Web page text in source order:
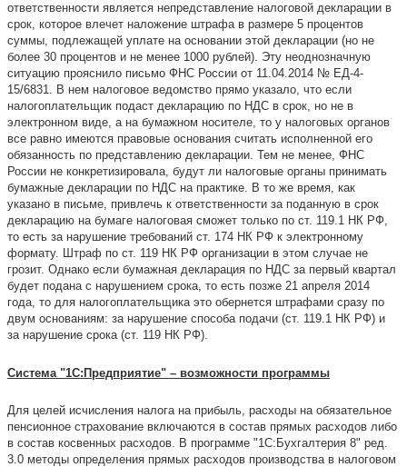
ответственности является непредставление налоговой декларации в
срок, которое влечет наложение штрафа в размере 5 процентов
суммы, подлежащей уплате на основании этой декларации (но не
более 30 процентов и не менее 1000 рублей). Эту неоднозначную
ситуацию прояснило письмо ФНС России от 11.04.2014 № ЕД-4-
15/6831. В нем налоговое ведомство прямо указало, что если
налогоплательщик подаст декларацию по НДС в срок, но не в
электронном виде, а на бумажном носителе, то у налоговых органов
все равно имеются правовые основания считать исполненной его
обязанность по представлению декларации. Тем не менее, ФНС
России не конкретизировала, будут ли налоговые органы принимать
бумажные декларации по НДС на практике. В то же время, как
указано в письме, привлечь к ответственности за поданную в срок
декларацию на бумаге налоговая сможет только по ст. 119.1 НК РФ,
то есть за нарушение требований ст. 174 НК РФ к электронному
формату. Штраф по ст. 119 НК РФ организации в этом случае не
грозит. Однако если бумажная декларация по НДС за первый квартал
будет подана с нарушением срока, то есть позже 21 апреля 2014
года, то для налогоплательщика это обернется штрафами сразу по
двум основаниям: за нарушение способа подачи (ст. 119.1 НК РФ) и
за нарушение срока (ст. 119 НК РФ).
Система "1С:Предприятие" – возможности программы
Для целей исчисления налога на прибыль, расходы на обязательное
пенсионное страхование включаются в состав прямых расходов либо
в состав косвенных расходов. В программе "1С:Бухгалтерия 8" ред.
3.0 методы определения прямых расходов производства в налоговом